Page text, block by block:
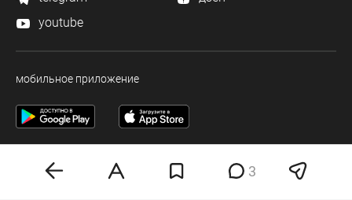
3
youtube
мобильное приложение
Деловая электронная газета «Бизнес Online» (на связи).